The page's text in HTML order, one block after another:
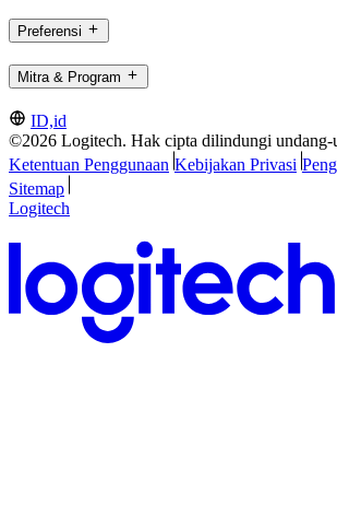
Preferensi
Mitra & Program
ID,id
©2026 Logitech. Hak cipta dilindungi undang-
Ketentuan Penggunaan Kebijakan Privasi
Sitemap
Logitech